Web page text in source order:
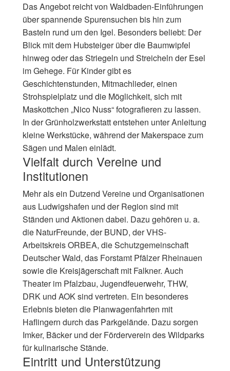
Das Angebot reicht von Waldbaden-Einführungen
über spannende Spurensuchen bis hin zum
Basteln rund um den Igel. Besonders beliebt: Der
Blick mit dem Hubsteiger über die Baumwipfel
hinweg oder das Striegeln und Streicheln der Esel
im Gehege. Für Kinder gibt es
Geschichtenstunden, Mitmachlieder, einen
Strohspielplatz und die Möglichkeit, sich mit
Maskottchen „Nico Nuss“ fotografieren zu lassen.
In der Grünholzwerkstatt entstehen unter Anleitung
kleine Werkstücke, während der Makerspace zum
Sägen und Malen einlädt.
Vielfalt durch Vereine und
Institutionen
Mehr als ein Dutzend Vereine und Organisationen
aus Ludwigshafen und der Region sind mit
Ständen und Aktionen dabei. Dazu gehören u. a.
die NaturFreunde, der BUND, der VHS-
Arbeitskreis ORBEA, die Schutzgemeinschaft
Deutscher Wald, das Forstamt Pfälzer Rheinauen
sowie die Kreisjägerschaft mit Falkner. Auch
Theater im Pfalzbau, Jugendfeuerwehr, THW,
DRK und AOK sind vertreten. Ein besonderes
Erlebnis bieten die Planwagenfahrten mit
Haflingern durch das Parkgelände. Dazu sorgen
Imker, Bäcker und der Förderverein des Wildparks
für kulinarische Stände.
Eintritt und Unterstützung